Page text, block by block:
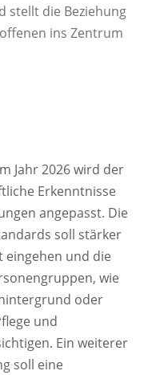
stellt die Beziehung
ins Zentrum
Jahr 2026 wird der
Erkenntnisse
angepasst. Die
soll stärker
eingehen und die
wie
oder
und
Ein weiterer
soll eine